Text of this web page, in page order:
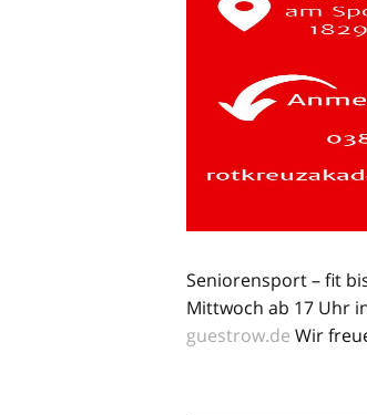
Seniorensport – fit
Mittwoch ab 17 Uhr
guestrow.de Wir